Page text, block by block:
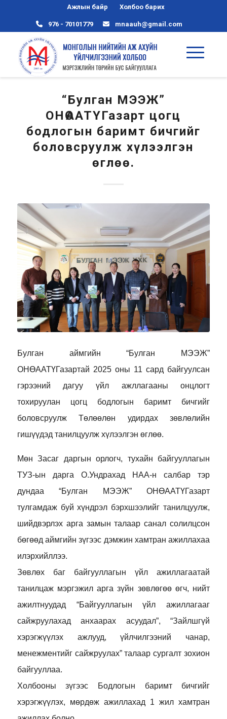
Ажлын байр Холбоо барих
976 - 70101779 mnaauh@gmail.com
“Булган МЭЭЖ”
ОНӨААТҮГазарт цогц
бодлогын баримт бичгийг
боловсруулж хүлээлгэн
өглөө.
Булган аймгийн “Булган МЭЭЖ”
ОНӨААТҮГазартай 2025 оны 11 сард байгуулсан
гэрээний дагуу үйл ажллагааны онцлогт
тохируулан цогц бодлогын баримт бичгийг
боловсруулж Төлөөлөн удирдах зөвлөлийн
гишүүдэд танилцуулж хүлээлгэн өглөө.
Мөн Засаг даргын орлогч, тухайн байгууллагын
ТУЗ-ын дарга О.Ундрахад НАА-н салбар тэр
дундаа “Булган МЭЭЖ” ОНӨААТҮГазарт
тулгамдаж буй хүндрэл бэрхшээлийг танилцуулж,
шийдвэрлэх арга замын талаар санал солилцсон
бөгөөд аймгийн зүгээс дэмжин хамтран ажиллахаа
илэрхийллээ.
Зөвлөх баг байгууллагын үйл ажиллагаатай
танилцаж мэргэжил арга зүйн зөвлөгөө өгч, нийт
ажилтнуудад “Байгууллагын үйл ажиллагааг
сайжруулахад анхаарах асуудал”, “Зайлшгүй
хэрэгжүүлэх ажлууд, үйлчилгээний чанар,
менежментийг сайжруулах” талаар сургалт зохион
байгууллаа.
Холбооны зүгээс Бодлогын баримт бичгийг
хэрэгжүүлэх, мөрдөж ажиллахад 1 жил хамтран